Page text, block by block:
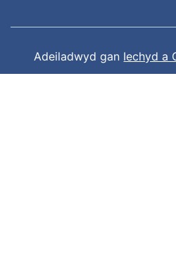
Adeiladwyd gan Iechyd a